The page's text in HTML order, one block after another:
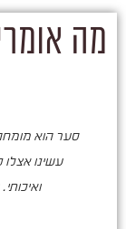
מה
סער הוא
עשינו אצלו